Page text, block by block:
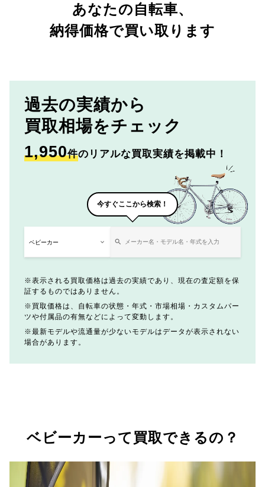
あなたの自転車、
納得価格で買い取ります
過去の実績から
買取相場をチェック
1,950件のリアルな買取実績を掲載中！
今すぐここから検索！
表示される買取価格は過去の実績であり、現在の査定額を保
証するものではありません。
買取価格は、自転車の状態・年式・市場相場・カスタムパー
ツや付属品の有無などによって変動します。
最新モデルや流通量が少ないモデルはデータが表示されない
場合があります。
ベビーカーって買取できるの？